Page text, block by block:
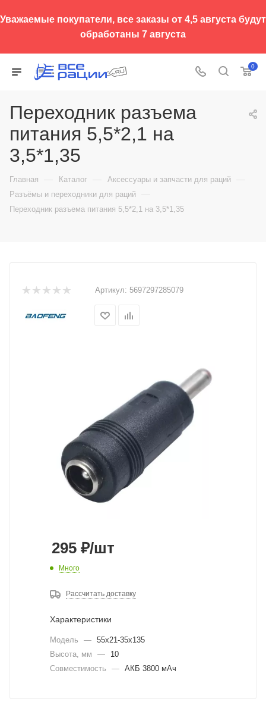
Уважаемые покупатели, все заказы от 4,5 августа будут
обработаны 7 августа
0
Переходник разъема
питания 5,5*2,1 на
3,5*1,35
Главная — Каталог — Аксессуары и запчасти для раций —
Разъёмы и переходники для раций —
Переходник разъема питания 5,5*2,1 на 3,5*1,35
Артикул: 5697297285079
295 ₽/шт
Много
Рассчитать доставку
Характеристики
Модель — 55x21-35x135
Высота, мм
—
10
Совместимость
— АКБ 3800 мАч